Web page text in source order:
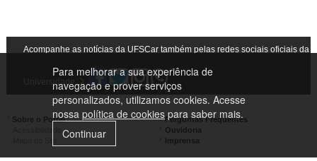
Para melhorar a sua experiência de
navegação e prover serviços
personalizados, utilizamos cookies. Acesse
nossa política de cookiespara saber mais.
Continuar
Acompanhe as notícias da UFSCar também pelas redes sociais oficiais da
Universidade
Sobre o Portal
Perguntas Frequentes
Ouvidoria
Imprensa